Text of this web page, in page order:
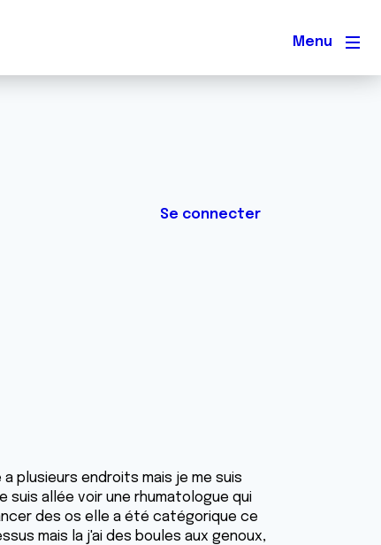
Menu
Se connecter
plusieurs endroits mais je me suis
suis allée voir une rhumatologue qui
des os elle a été catégorique ce
mais la j'ai des boules aux genoux,